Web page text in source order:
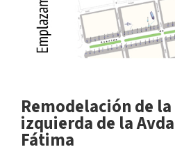
Remodelación de la
izquierda de la
Fátima